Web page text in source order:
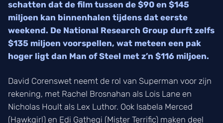
schatten dat de film tussen de $90 en $145
miljoen kan binnenhalen tijdens dat eerste
weekend. De National Research Group durft zelfs
$135 miljoen voorspellen, wat meteen een pak
hoger ligt dan Man of Steel met z’n $116 miljoen.
David Corenswet neemt de rol van Superman voor zijn
rekening, met Rachel Brosnahan als Lois Lane en
Nicholas Hoult als Lex Luthor. Ook Isabela Merced
(Hawkgirl) en Edi Gathegi (Mister Terrific) maken deel